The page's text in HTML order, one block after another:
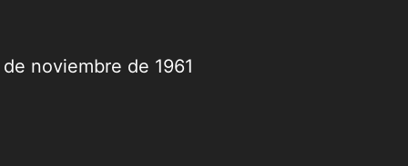
noviembre de 1961